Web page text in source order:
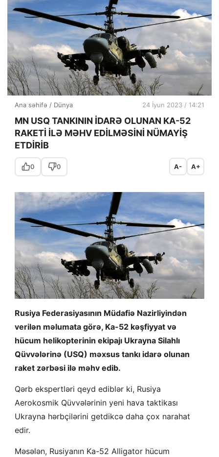
Ana səhifə / Dünya 24 İyun 2023 / 14:21
MN USQ TANKININ İDARƏ OLUNAN KA-52
RAKETİ İLƏ MƏHV EDİLMƏSİNİ NÜMAYİŞ
ETDİRİB
0 0 A- A+
Rusiya Federasiyasının Müdafiə Nazirliyindən
verilən məlumata görə, Ka-52 kəşfiyyat və
hücum helikopterinin ekipajı Ukrayna Silahlı
Qüvvələrinə (USQ) məxsus tankı idarə olunan
raket zərbəsi ilə məhv edib.
Qərb ekspertləri qeyd ediblər ki, Rusiya
Aerokosmik Qüvvələrinin yeni hava taktikası
Ukrayna hərbçilərini getdikcə daha çox narahat
edir.
Məsələn, Rusiyanın Ka-52 Alligator hücum